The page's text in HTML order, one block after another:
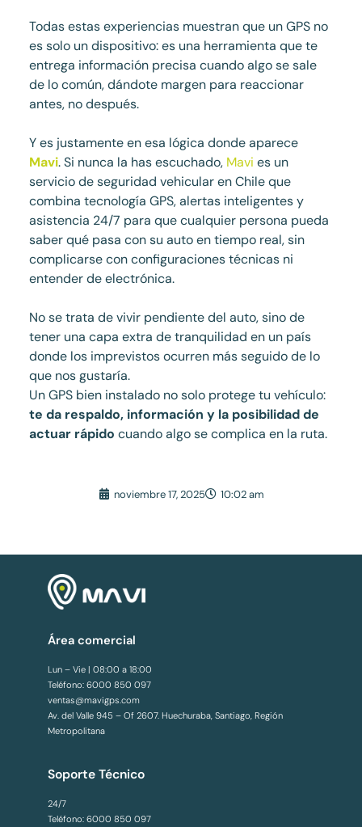
Todas estas experiencias muestran que un GPS no
es solo un dispositivo: es una herramienta que te
entrega información precisa cuando algo se sale
de lo común, dándote margen para reaccionar
antes, no después.
Y es justamente en esa lógica donde aparece
Mavi. Si nunca la has escuchado, Mavi es un
servicio de seguridad vehicular en Chile que
combina tecnología GPS, alertas inteligentes y
asistencia 24/7 para que cualquier persona pueda
saber qué pasa con su auto en tiempo real, sin
complicarse con configuraciones técnicas ni
entender de electrónica.
No se trata de vivir pendiente del auto, sino de
tener una capa extra de tranquilidad en un país
donde los imprevistos ocurren más seguido de lo
que nos gustaría.
Un GPS bien instalado no solo protege tu vehículo:
te da respaldo, información y la posibilidad de
actuar rápido cuando algo se complica en la ruta.
noviembre 17, 2025 10:02 am
Área comercial
Lun – Vie | 08:00 a 18:00
Teléfono: 6000 850 097
ventas@mavigps.com
Av. del Valle 945 – Of 2607. Huechuraba, Santiago, Región
Metropolitana
Soporte Técnico
24/7
Teléfono: 6000 850 097